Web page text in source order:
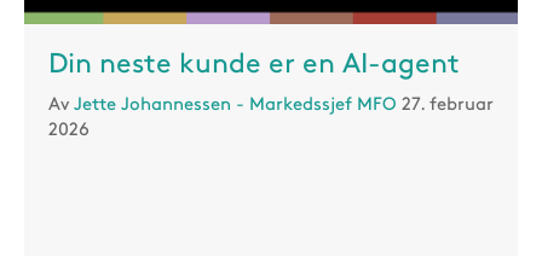
Din neste kunde er en AI-agent
Av Jette Johannessen - Markedssjef MFO 27. februar
2026